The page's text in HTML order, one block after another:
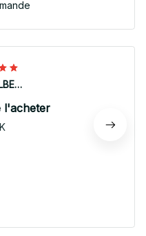
Joseph ALBERTINI
l'acheter